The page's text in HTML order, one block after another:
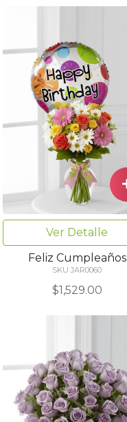
Ver Detalle
Feliz Cumpleaños
SKU JAR0060
$1,529.00